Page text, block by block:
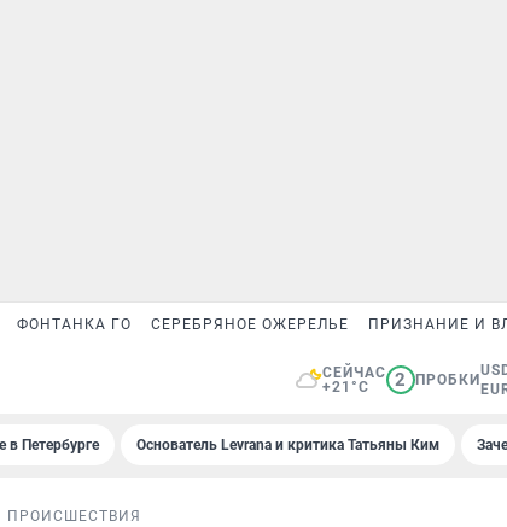
ФОНТАНКА ГО СЕРЕБРЯНОЕ ОЖЕРЕЛЬЕ ПРИЗНАНИЕ И
СЕЙЧАС
+21°C
2 ПРОБКИ
в Петербурге Основатель Levrana и критика Татьяны Ким
ПРОИСШЕСТВИЯ